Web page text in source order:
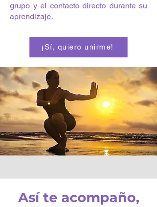
grupo y el contacto directo durante su
aprendizaje.
¡Sí, quiero unirme!
Así te acompaño,